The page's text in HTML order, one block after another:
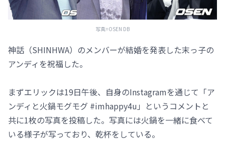
写真=OSEN DB
神話（SHINHWA）のメンバーが結婚を発表した末っ子の
アンディを祝福した。
まずエリックは19日午後、自身のInstagramを通じて「ア
ンディと火鍋モグモグ #imhappy4u」というコメントと
共に1枚の写真を投稿した。写真には火鍋を一緒に食べて
いる様子が写っており、乾杯をしている。